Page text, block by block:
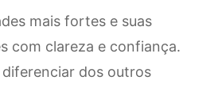
mais fortes e suas
com clareza e confiança.
diferenciar dos outros